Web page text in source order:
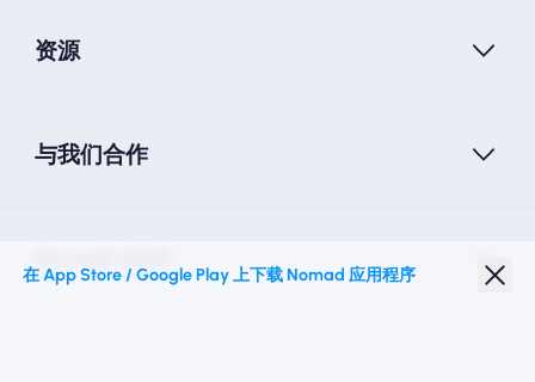
资源
与我们合作
在 App Store / Google Play 上下载 Nomad 应用程序